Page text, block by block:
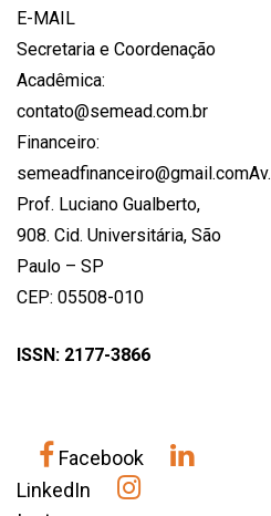
E-MAIL
Secretaria e Coordenação
Acadêmica:
contato@semead.com.br
Financeiro:
semeadfinanceiro@gmail.comAv.
Prof. Luciano Gualberto,
908. Cid. Universitária, São
Paulo – SP
CEP: 05508-010
ISSN: 2177-3866
Facebook
LinkedIn